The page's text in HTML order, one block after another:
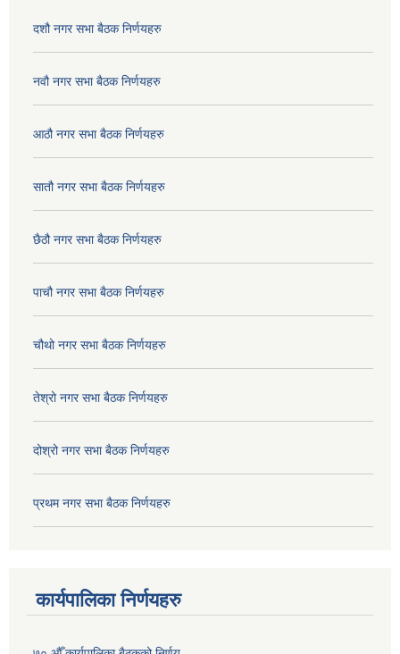
दशौ नगर सभा बैठक निर्णयहरु
नवौ नगर सभा बैठक निर्णयहरु
आठौ नगर सभा बैठक निर्णयहरु
सातौ नगर सभा बैठक निर्णयहरु
छैठौ नगर सभा बैठक निर्णयहरु
पाचौ नगर सभा बैठक निर्णयहरु
चौथो नगर सभा बैठक निर्णयहरु
तेश्रो नगर सभा बैठक निर्णयहरु
दोश्रो नगर सभा बैठक निर्णयहरु
प्रथम नगर सभा बैठक निर्णयहरु
कार्यपालिका निर्णयहरु